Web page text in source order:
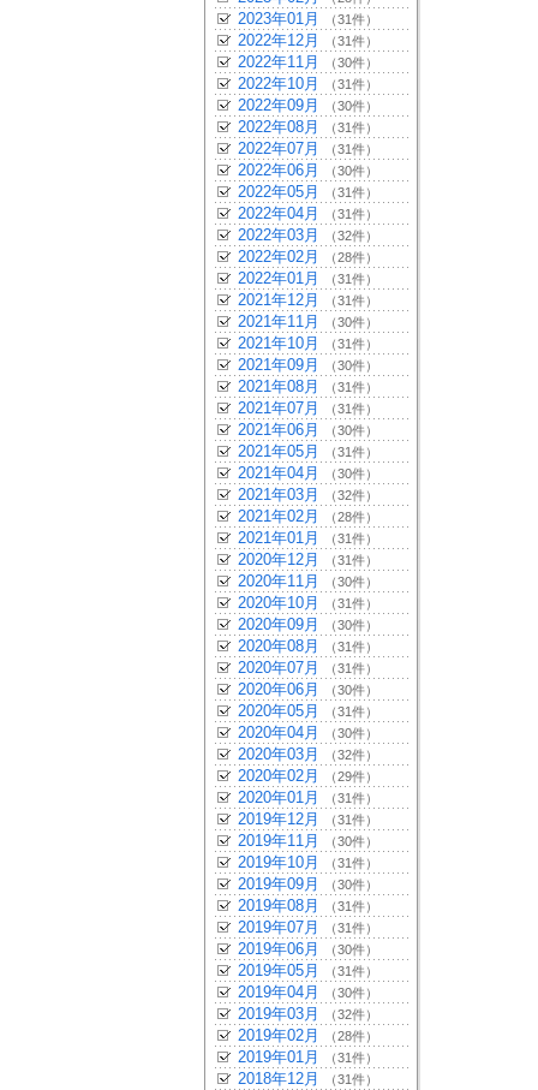
2023年01月 （31件）
2022年12月 （31件）
2022年11月 （30件）
2022年10月 （31件）
2022年09月 （30件）
2022年08月 （31件）
2022年07月 （31件）
2022年06月 （30件）
2022年05月 （31件）
2022年04月 （31件）
2022年03月 （32件）
2022年02月 （28件）
2022年01月 （31件）
2021年12月 （31件）
2021年11月 （30件）
2021年10月 （31件）
2021年09月 （30件）
2021年08月 （31件）
2021年07月 （31件）
2021年06月 （30件）
2021年05月 （31件）
2021年04月 （30件）
2021年03月 （32件）
2021年02月 （28件）
2021年01月 （31件）
2020年12月 （31件）
2020年11月 （30件）
2020年10月 （31件）
2020年09月 （30件）
2020年08月 （31件）
2020年07月 （31件）
2020年06月 （30件）
2020年05月 （31件）
2020年04月 （30件）
2020年03月 （32件）
2020年02月 （29件）
2020年01月 （31件）
2019年12月 （31件）
2019年11月 （30件）
2019年10月 （31件）
2019年09月 （30件）
2019年08月 （31件）
2019年07月 （31件）
2019年06月 （30件）
2019年05月 （31件）
2019年04月 （30件）
2019年03月 （32件）
2019年02月 （28件）
2019年01月 （31件）
2018年12月 （31件）